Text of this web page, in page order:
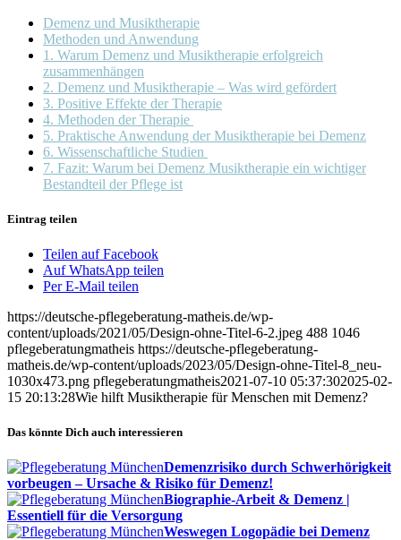
Demenz und Musiktherapie
Methoden und Anwendung
1. Warum Demenz und Musiktherapie erfolgreich
zusammenhängen
2. Demenz und Musiktherapie – Was wird gefördert
3. Positive Effekte der Therapie
4. Methoden der Therapie
5. Praktische Anwendung der Musiktherapie bei Demenz
6. Wissenschaftliche Studien
7. Fazit: Warum bei Demenz Musiktherapie ein wichtiger
Bestandteil der Pflege ist
Eintrag teilen
Teilen auf Facebook
Auf WhatsApp teilen
Per E-Mail teilen
https://deutsche-pflegeberatung-matheis.de/wp-
content/uploads/2021/05/Design-ohne-Titel-6-2.jpeg 488 1046
pflegeberatungmatheis https://deutsche-pflegeberatung-
matheis.de/wp-content/uploads/2023/05/Design-ohne-Titel-8_neu-
1030x473.png pflegeberatungmatheis2021-07-10 05:37:302025-02-
15 20:13:28Wie hilft Musiktherapie für Menschen mit Demenz?
Das könnte Dich auch interessieren
Demenzrisiko durch Schwerhörigkeit
vorbeugen – Ursache & Risiko für Demenz!
Biographie-Arbeit & Demenz |
Essentiell für die Versorgung
Weswegen Logopädie bei Demenz